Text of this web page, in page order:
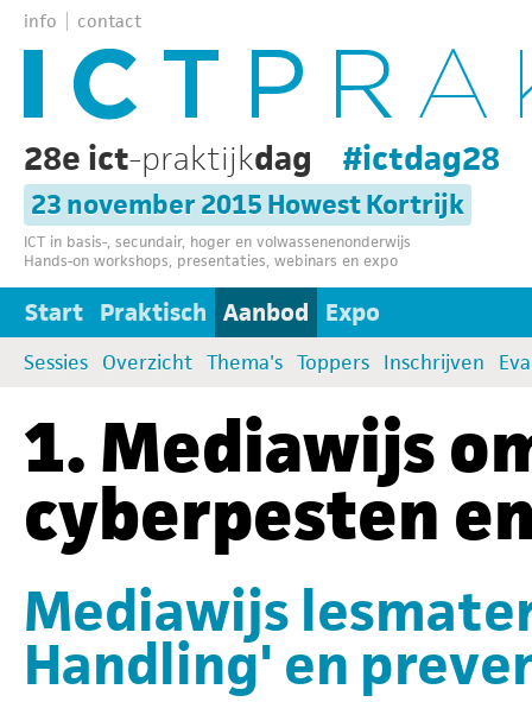
info contact
28e ict-praktijkdag #ictdag28
23 november 2015 Howest Kortrijk
ICT in basis-, secundair, hoger en volwassenenonderwijs
Hands-on workshops, presentaties, webinars en expo
Start Praktisch Aanbod Expo
Sessies Overzicht Thema's Toppers Inschrijven
1. Mediawijs
cyberpesten
Mediawijs
Handling' en